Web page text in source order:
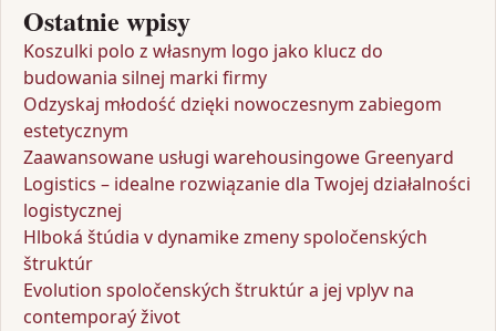
Ostatnie wpisy
Koszulki polo z własnym logo jako klucz do
budowania silnej marki firmy
Odzyskaj młodość dzięki nowoczesnym zabiegom
estetycznym
Zaawansowane usługi warehousingowe Greenyard
Logistics – idealne rozwiązanie dla Twojej działalności
logistycznej
Hlboká štúdia v dynamike zmeny spoločenských
štruktúr
Evolution spoločenských štruktúr a jej vplyv na
contemporaý život